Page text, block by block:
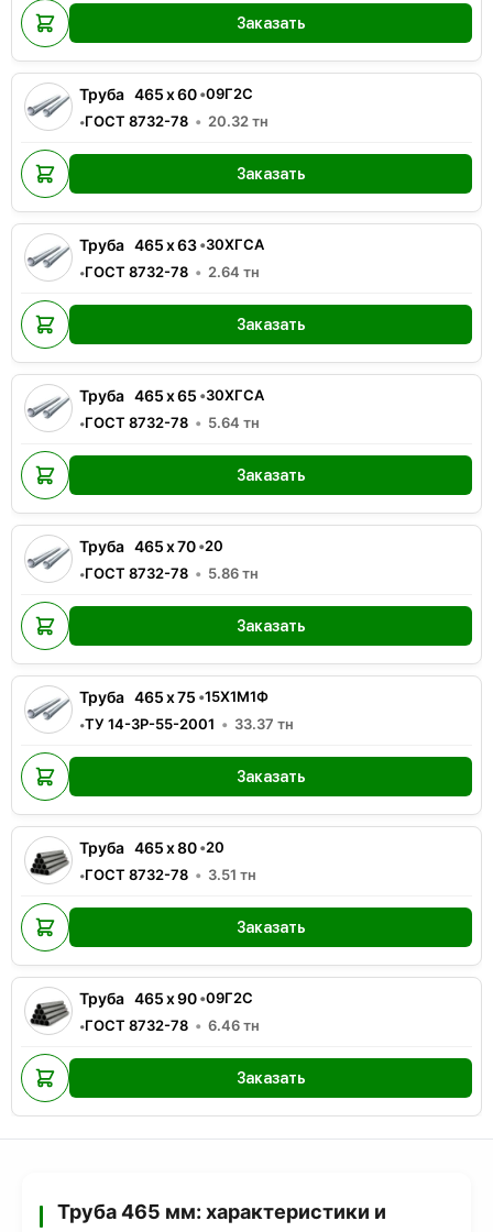
Заказать
Труба 465x60•09Г2С
•ГОСТ 8732-78 20.32 тн
Заказать
Труба 465x63•30ХГСА
•ГОСТ 8732-78 2.64 тн
Заказать
Труба 465x65 •30ХГСА
•ГОСТ 8732-78 5.64 тн
Заказать
Труба 465x70•20
•ГОСТ 8732-78 5.86тн
Заказать
Труба 465x75 •15Х1М1Ф
•ТУ 14-3Р-55-2001 33.37 тн
Заказать
Труба 465x80•20
•ГОСТ 8732-78 3.51 тн
Заказать
Труба 465x90•09Г2С
•ГОСТ 8732-78 6.46тн
Заказать
Труба 465 мм: характеристики и